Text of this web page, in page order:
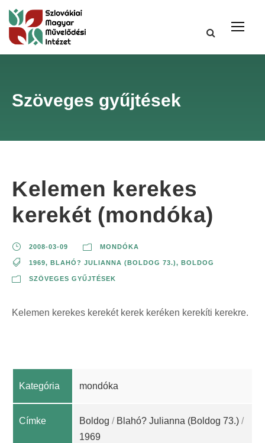
Szöveges gyűjtések
Kelemen kerekes
kerekét (mondóka)
2008-03-09 MONDÓKA
1969, BLAHÓ? JULIANNA (BOLDOG 73.), BOLDOG
SZÖVEGES GYŰJTÉSEK
Kelemen kerekes kerekét kerek keréken kerekíti kerekre.
Kategória mondóka
Címke Boldog / Blahó? Julianna (Boldog 73.) /
1969